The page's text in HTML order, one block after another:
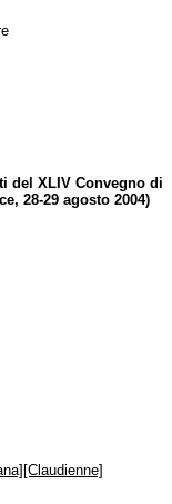
del XLIV Convegno di
28-29 agosto 2004)